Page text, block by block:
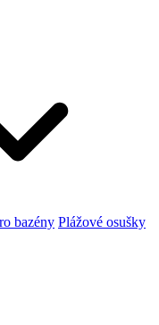
bazény Plážové osušky